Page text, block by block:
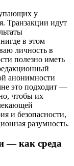
у
Транзакции идут
в этом
личность в
полезно иметь
анонимности
это подходит —
чтобы их
и безопасности,
разумность.
— как среда